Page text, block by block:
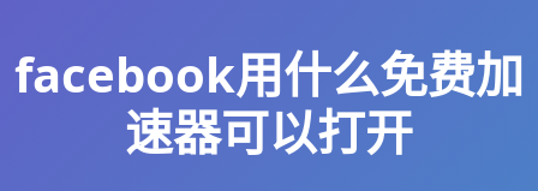
facebook用什么免费加
速器可以打开